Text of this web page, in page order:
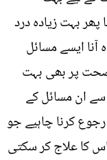
پھر بہت زیادہ درد
آنا ایسے مسائل
پر بھی بہت
ان مسائل کے
کرنا چاہیے جو
کا علاج کر سکتی